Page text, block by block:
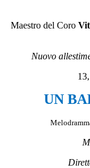
Maestro del Coro
Nuovo
UN